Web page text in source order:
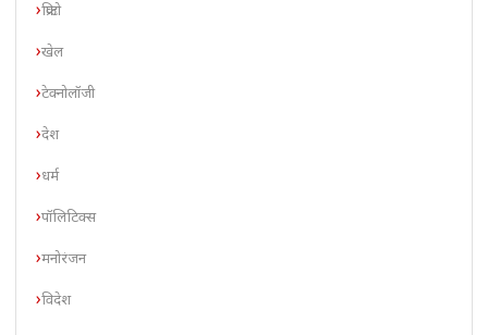
क्रिप्टो
खेल
टेक्नोलॉजी
देश
धर्म
पॉलिटिक्स
मनोरंजन
विदेश